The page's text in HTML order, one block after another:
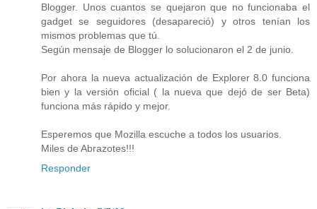
Blogger. Unos cuantos se quejaron que no funcionaba el
gadget se seguidores (desapareció) y otros tenían los
mismos problemas que tú.
Según mensaje de Blogger lo solucionaron el 2 de junio.
Por ahora la nueva actualización de Explorer 8.0 funciona
bien y la versión oficial ( la nueva que dejó de ser Beta)
funciona más rápido y mejor.
Esperemos que Mozilla escuche a todos los usuarios.
Miles de Abrazotes!!!
Responder